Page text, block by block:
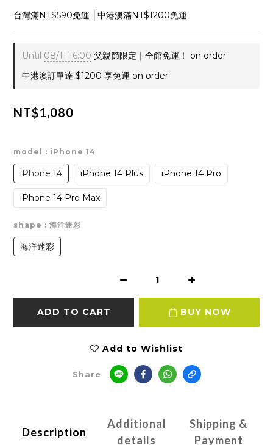
台灣滿NT$590免運 │中港澳滿NT$1200免運
Until 08/11 16:00 父親節限定｜全館免運！ on order
中港澳訂單達 $1200 享免運 on order
NT$1,080
model : iPhone 14
iPhone 14 iPhone 14 Plus iPhone 14 Pro
iPhone 14 Pro Max
shape : 海洋迷彩
海洋迷彩
ADD TO CART BUY NOW
Add to Wishlist
Share
Description
Additional
details
Shipping &
Payment